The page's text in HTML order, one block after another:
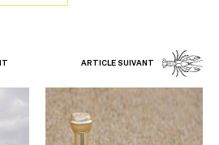
ARTICLE SUIVANT